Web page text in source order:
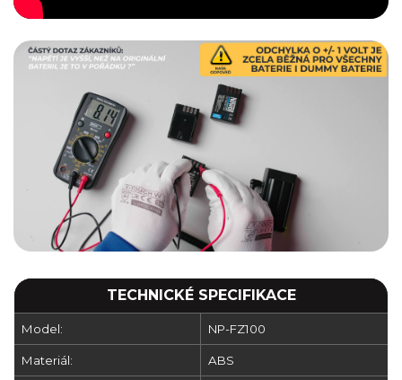
TECHNICKÉ SPECIFIKACE
Model: NP-FZ100
Materiál: ABS